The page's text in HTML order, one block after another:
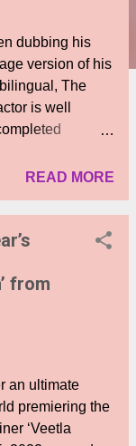
dubbing his
version of his
The
is well
of the action
the promotions
on
dubbing
with the actor
"Ram
Tamil version
Tamil
was also
READ MORE
from
an ultimate
premiering the
‘Veetla